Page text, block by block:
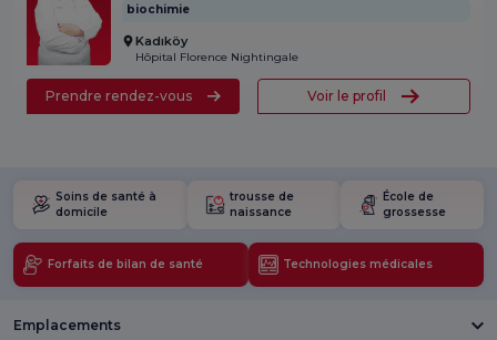
biochimie
Kadıköy
Hôpital Florence Nightingale
Prendre rendez-vous Voir le profil
Soins de santé à
domicile
trousse de
naissance
École de
grossesse
Forfaits de bilan de santé Technologies médicales
Emplacements